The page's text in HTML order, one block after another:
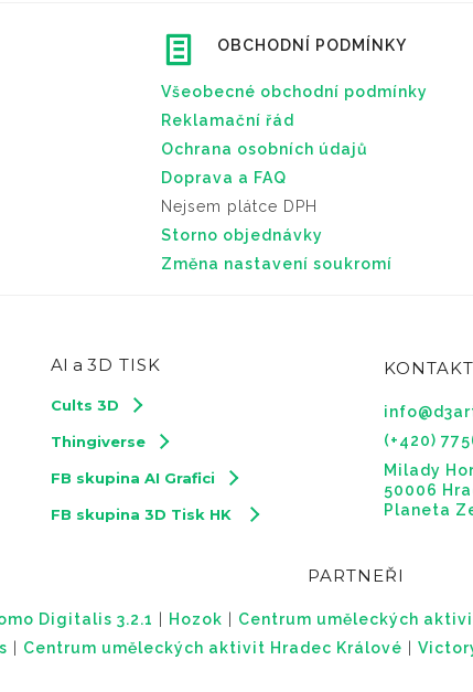
OBCHODNÍ PODMÍNKY
Všeobecné obchodní podmínky
Reklamační řád
Ochrana osobních údajů
Doprava a FAQ
Nejsem plátce DPH
Storno objednávky
Změna nastavení soukromí
AI a 3D TISK
Cults 3D
Thingiverse
FB skupina AI Grafici
FB skupina 3D Tisk HK
KONTAKT
(+420)
Milady
50006
Planeta
PARTNEŘI
Digitalis 3.2.1 Hozok Centrum uměleckých
Centrum uměleckých aktivit Hradec Králové